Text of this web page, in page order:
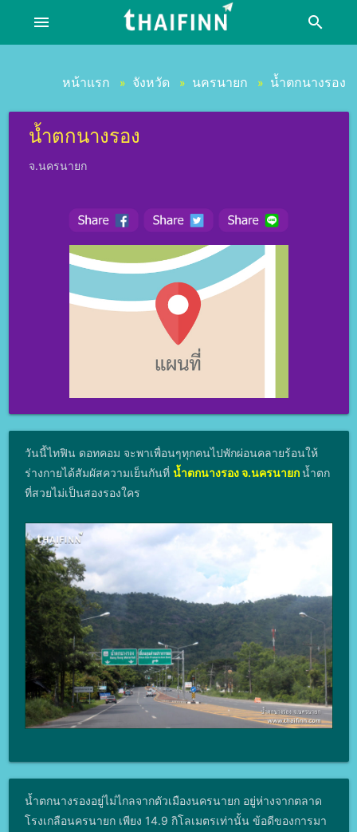
menu search
หน้าแรก » จังหวัด » นครนายก » น้ำตกนางรอง
น้ำตกนางรอง
จ.นครนายก
วันนี้ไทฟิน ดอทคอม จะพาเพื่อนๆทุกคนไปพักผ่อนคลายร้อนให้
ร่างกายได้สัมผัสความเย็นกันที่ น้ำตกนางรอง จ.นครนายกน้ำตก
ที่สวยไม่เป็นสองรองใคร
น้ำตกนางรองอยู่ไม่ไกลจากตัวเมืองนครนายก อยู่ห่างจากตลาด
โรงเกลือนครนายก เพียง 14.9 กิโลเมตรเท่านั้น ข้อดีของการมา